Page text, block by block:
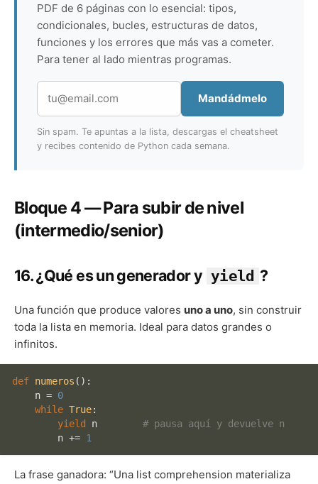
PDF de 6 páginas con lo esencial: tipos,
condicionales, bucles, estructuras de datos,
funciones y los errores que más vas a cometer.
Para tener al lado mientras programas.
Mandádmelo
Sin spam. Te apuntas a la lista, descargas el cheatsheet
y recibes contenido de Python cada semana.
Bloque 4 — Para subir de nivel
(intermedio/senior)
16. ¿Qué es un generador y yield ?
Una función que produce valores uno a uno, sin construir
toda la lista en memoria. Ideal para datos grandes o
infinitos.
def numeros ():
    n =
0
while True:
yield
n # pausa aquí y devuelve n
        n +=
1
La frase ganadora: “Una list comprehension materializa